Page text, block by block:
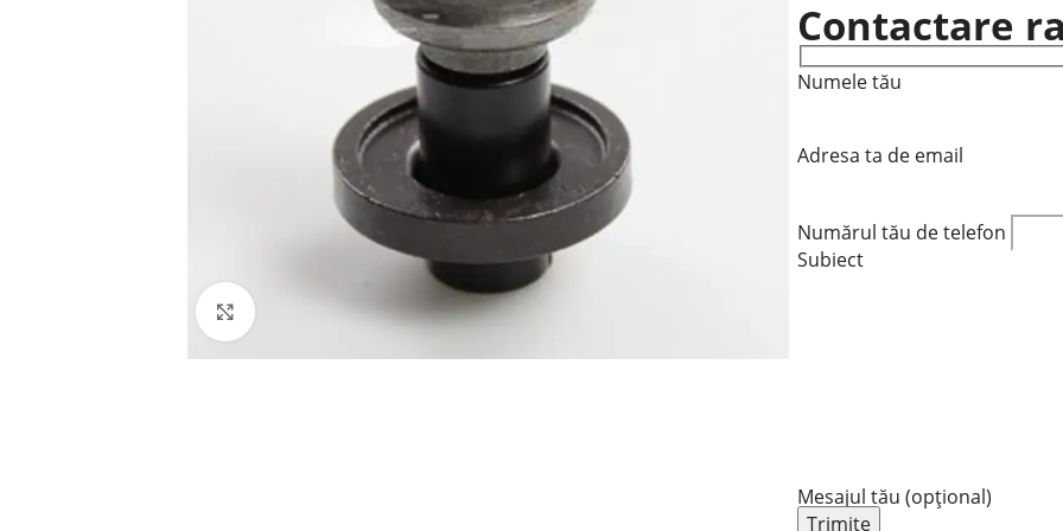
Click pentru a mari
Contactare
Numele tău
Adresa ta de email
Numărul tău de telefon
Subiect
Mesajul tău (opțional)